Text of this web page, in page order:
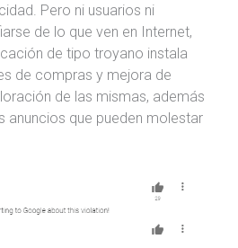
Pero ni usuarios ni
de lo que ven en Internet,
de tipo troyano instala
de compras y mejora de
de las mismas, además
anuncios que pueden molestar